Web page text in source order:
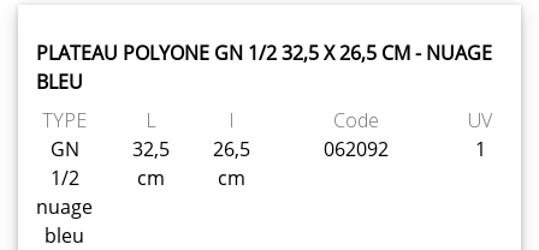
PLATEAU POLYONE GN 1/2 32,5 X 26,5 CM - NUAGE
BLEU
TYPE
GN
1/2
nuage
bleu
L
32,5
cm
l
26,5
cm
Code
062092
UV
1